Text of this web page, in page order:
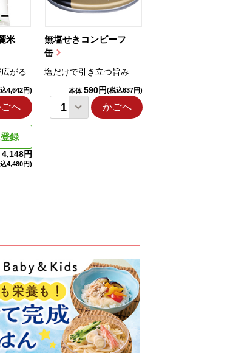
米
がる
4,642円)
へ
録
4,148円
4,480円)
無塩せきコンビーフ
缶
塩だけで引き立つ旨み
本体 590円(税込637円)
かごへ